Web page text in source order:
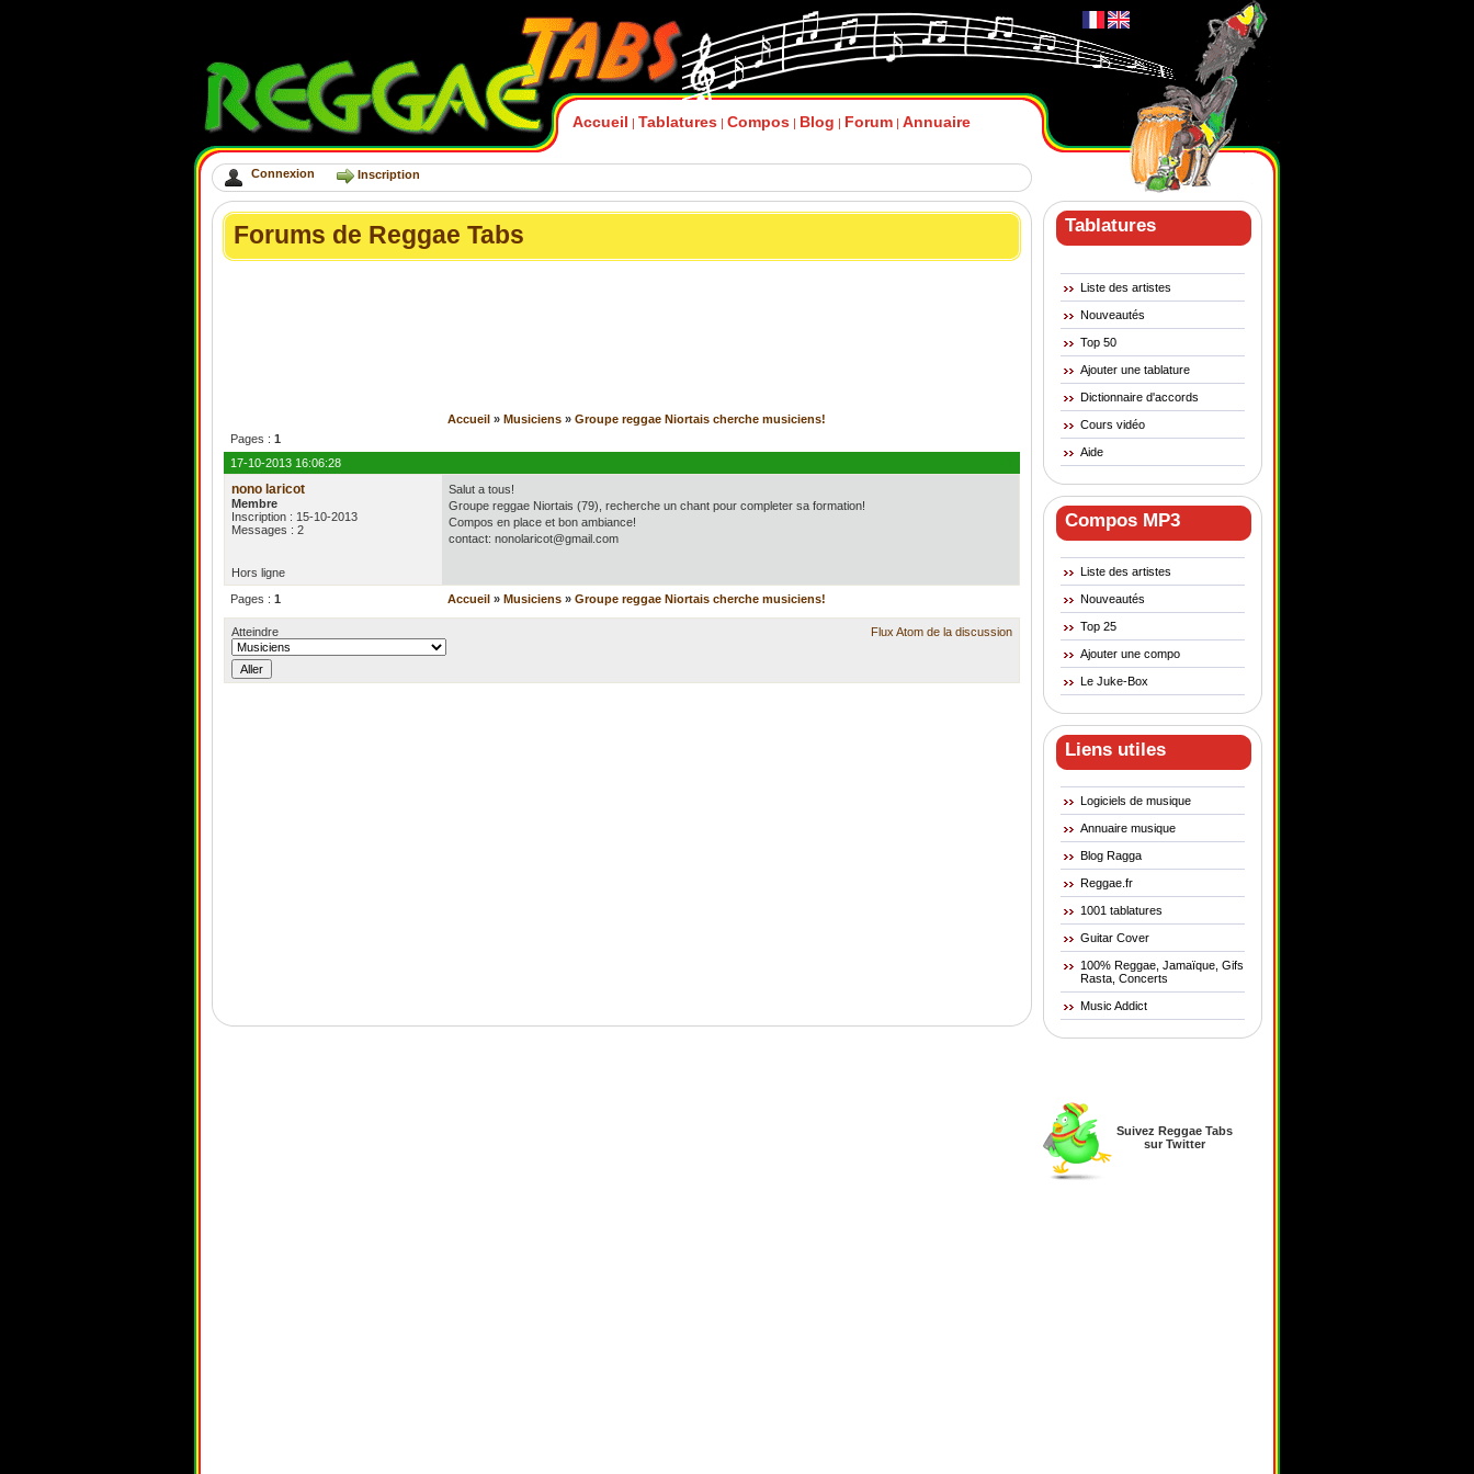
Accueil | Tablatures | Compos | Blog | Forum | Annuaire
Connexion Inscription
Tablatures
Liste des artistes
Nouveautés
Top 50
Ajouter une tablature
Dictionnaire d'accords
Cours vidéo
Aide
Compos MP3
Liste des artistes
Nouveautés
Top 25
Ajouter une compo
Le Juke-Box
Liens utiles
Logiciels de musique
Annuaire musique
Blog Ragga
Reggae.fr
1001 tablatures
Guitar Cover
100% Reggae, Jamaïque, Gifs
Rasta, Concerts
Music Addict
Suivez Reggae Tabs
sur Twitter
Forums de Reggae Tabs
Accueil » Musiciens » Groupe reggae Niortais cherche musiciens!
Pages : 1
17-10-2013 16:06:28
nono laricot
Membre
Inscription : 15-10-2013
Messages : 2
Salut a tous!
Groupe reggae Niortais (79), recherche un chant pour completer sa formation!
Compos en place et bon ambiance!
contact: nonolaricot@gmail.com
Hors ligne
Pages : 1 Accueil » Musiciens » Groupe reggae Niortais cherche musiciens!
Atteindre Flux Atom de la discussion